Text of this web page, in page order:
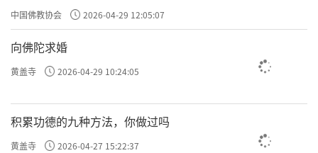
中国佛教协会 2026-04-29 12:05:07
向佛陀求婚
黄盖寺 2026-04-29 10:24:05
积累功德的九种方法，你做过吗
黄盖寺 2026-04-27 15:22:37